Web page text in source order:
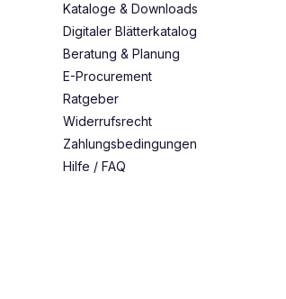
Kataloge & Downloads
Digitaler Blätterkatalog
Beratung & Planung
E-Procurement
Ratgeber
Widerrufsrecht
Zahlungsbedingungen
Hilfe / FAQ